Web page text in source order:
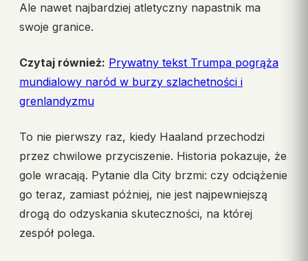
Ale nawet najbardziej atletyczny napastnik ma
swoje granice.
Czytaj również: Prywatny tekst Trumpa pogrąża
mundialowy naród w burzy szlachetności i
grenlandyzmu
To nie pierwszy raz, kiedy Haaland przechodzi
przez chwilowe przyciszenie. Historia pokazuje, że
gole wracają. Pytanie dla City brzmi: czy odciążenie
go teraz, zamiast później, nie jest najpewniejszą
drogą do odzyskania skuteczności, na której
zespół polega.